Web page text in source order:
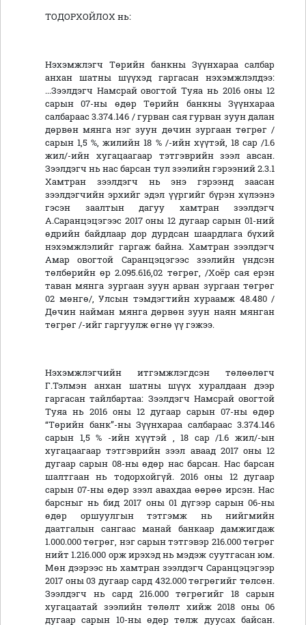
ТОДОРХОЙЛОХ нь:
Нэхэмжлэгч Төрийн банкны Зүүнхараа салбар
анхан шатны шүүхэд гаргасан нэхэмжлэлдээ:
...Зээлдэгч Намсрай овогтой Туяа нь 2016 оны 12
сарын 07-ны өдөр Төрийн банкны Зүүнхараа
салбараас 3.374.146 / гурван сая гурван зуун далан
дөрвөн мянга нэг зуун дөчин зургаан төгрөг /
сарын 1,5 %, жилийн 18 % /-ийн хүүтэй, 18 cap /1.6
жил/-ийн хугацаагаар тэтгэврийн зээл авсан.
Зээлдэгч нь нас барсан тул зээлийн гэрээний 2.3.1
Хамтран зээлдэгч нь энэ гэрээнд заасан
зээлдэгчийн эрхийг эдэл үүргийг бүрэн хүлээнэ
гэсэн заалтын дагуу хамтран зээлдэгч
А.Саранцэцэгээс 2017 оны 12 дугаар сарын 01-ний
өдрийн байдлаар дор дурдсан шаардлага бүхий
нэхэмжлэлийг гаргаж байна. Хамтран зээлдэгч
Амар овогтой Саранцэцэгээс зээлийн үндсэн
төлбөрийн өр 2.095.616,02 төгрөг, /Хоёр сая ерэн
таван мянга зургаан зуун арван зургаан төгрөг
02 мөнгө/, Улсын тэмдэгтийн хураамж 48.480 /
Дөчин найман мянга дөрвөн зуун наян мянган
төгрөг /-ийг гаргуулж өгнө үү гэжээ.
Нэхэмжлэгчийн итгэмжлэгдсэн төлөөлөгч
Г.Тэлмэн анхан шатны шүүх хуралдаан дээр
гаргасан тайлбартаа: Зээлдэгч Намсрай овогтой
Туяа нь 2016 оны 12 дугаар сарын 07-ны өдөр
“Төрийн банк”-ны Зүүнхараа салбараас 3.374.146
сарын 1,5 % -ийн хүүтэй , 18 cap /1.6 жил/-ын
хугацаагаар тэтгэврийн зээл аваад 2017 оны 12
дугаар сарын 08-ны өдөр нас барсан. Нас барсан
шалтгаан нь тодорхойгүй. 2016 оны 12 дугаар
сарын 07-ны өдөр зээл авахдаа өөрөө ирсэн. Нас
барсныг нь бид 2017 оны 01 дүгээр сарын 06-ны
өдөр оршуулгын тэтгэмж нь нийгмийн
даатгалын сангаас манай банкаар дамжигдаж
1.000.000 төгрөг, нэг сарын тэтгэвэр 216.000 төгрөг
нийт 1.216.000 орж ирэхэд нь мэдэж суутгасан юм.
Мөн дээрээс нь хамтран зээлдэгч Саранцэцэгээр
2017 оны 03 дугаар сард 432.000 төгрөгийг төлсөн.
Зээлдэгч нь сард 216.000 төгрөгийг 18 сарын
хугацаатай зээлийн төлөлт хийж 2018 оны 06
дугаар сарын 10-ны өдөр төлж дуусах байсан.